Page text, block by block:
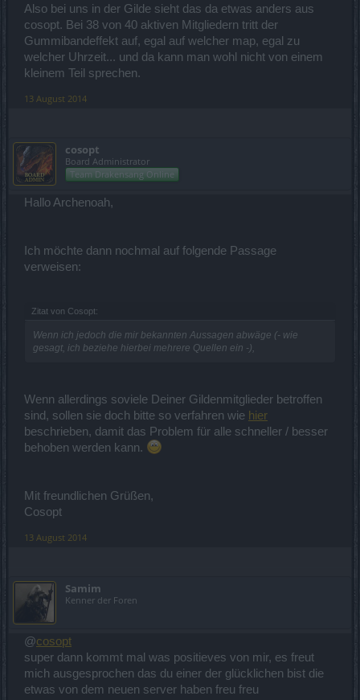
möglich.
(Im Übrigen würde allein bei einer 51/49-Verteilung schon von
einer "Minderheit" gesprochen, was allerdings keinesfalls bedeutet,
dass die Zahl der Betroffenen "klein" ist.
)
Mit freundlichen Grüßen,
Cosopt
Also bei uns in der Gilde sieht das da etwas anders aus
cosopt. Bei 38 von 40 aktiven Mitgliedern tritt der
Gummibandeffekt auf, egal auf welcher map, egal zu
welcher Uhrzeit... und da kann man wohl nicht von einem
kleinem Teil sprechen.
13 August 2014
cosopt
Board Administrator
Team Drakensang Online
Hallo Archenoah,
Ich möchte dann nochmal auf folgende Passage
verweisen:
Zitat von Cosopt:
Wenn ich jedoch die mir bekannten Aussagen abwäge (- wie
gesagt, ich beziehe hierbei mehrere Quellen ein -),
Wenn allerdings soviele Deiner Gildenmitglieder betroffen
sind, sollen sie doch bitte so verfahren wie hier
beschrieben, damit das Problem für alle schneller / besser
behoben werden kann.
Mit freundlichen Grüßen,
Cosopt
13 August 2014
Samim
Kenner der Foren
@cosopt
super dann kommt mal was positieves von mir, es freut
mich ausgesprochen das du einer der glücklichen bist die
etwas von dem neuen server haben freu freu